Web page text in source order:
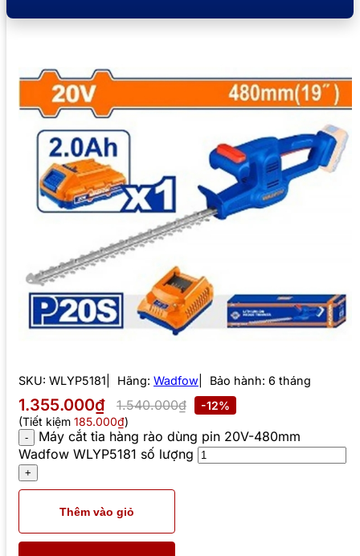
SKU: WLYP5181 Hãng: Wadfow Bảo hành: 6 tháng
1.355.000₫ 1.540.000₫
-12%
(Tiết kiệm 185.000₫)
Máy cắt tỉa hàng rào dùng pin 20V-480mm
Wadfow WLYP5181 số lượng
Thêm vào giỏ